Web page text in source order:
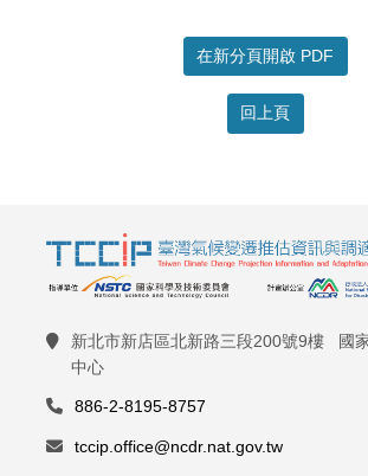
在新分頁開啟 PDF
回上頁
新北市新店區北新路三段200號9樓 國
中心
886-2-8195-8757
tccip.office@ncdr.nat.gov.tw